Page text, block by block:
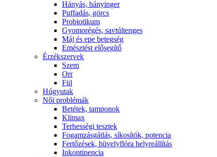
Hányás, hányinger
Puffadás, görcs
Probiotikum
Gyomorégés, savtúltenges
Máj és epe betegség
Emésztést elősegítő
Érzékszervek
Szem
Orr
Fül
Húgyutak
Női problémák
Betétek, tamponok
Klimax
Terhességi tesztek
Fogamzásgátlás, síkosítók, potencia
Fertőzések, hüvelyflóra helyreállítás
Inkontinencia